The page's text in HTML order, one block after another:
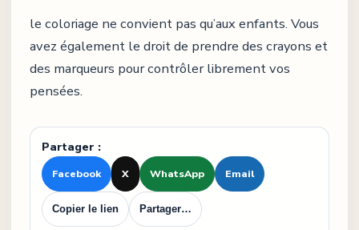
le coloriage ne convient pas qu’aux enfants. Vous
avez également le droit de prendre des crayons et
des marqueurs pour contrôler librement vos
pensées.
Partager :
Facebook X WhatsApp Email
Copier le lien Partager…